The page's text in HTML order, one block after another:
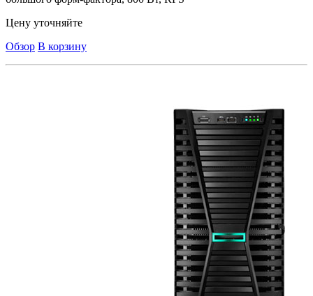
Цену уточняйте
Обзор В корзину